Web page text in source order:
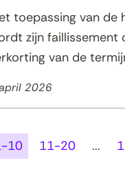
toepassing van de
zijn faillissement
van de
2026
10 11-20 ...